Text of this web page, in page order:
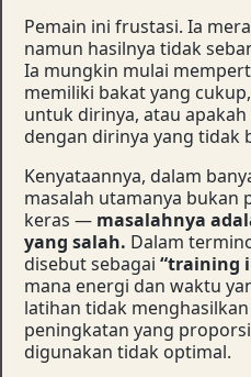
Pemain ini frustasi. Ia
namun hasilnya tidak
Ia mungkin mulai
memiliki bakat yang
untuk dirinya, atau
dengan dirinya yang tidak
Kenyataannya, dalam
masalah utamanya bukan
keras — masalahnya
yang salah. Dalam
disebut sebagai “training
mana energi dan waktu
latihan tidak
peningkatan yang
digunakan tidak optimal.